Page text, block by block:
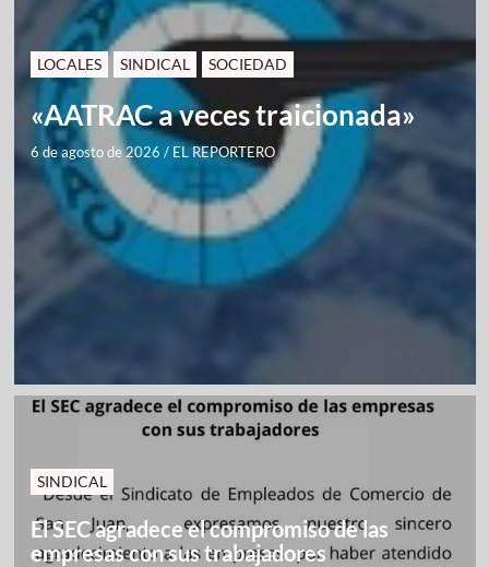
LOCALES SINDICAL SOCIEDAD
«AATRAC a veces traicionada»
6 de agosto de 2026 / EL REPORTERO
SINDICAL
El SEC agradece el compromiso de las
empresas con sus trabajadores